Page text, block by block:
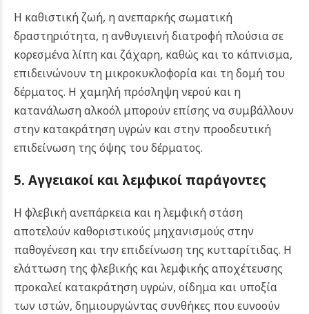
Η καθιστική ζωή, η ανεπαρκής σωματική
δραστηριότητα, η ανθυγιεινή διατροφή πλούσια σε
κορεσμένα λίπη και ζάχαρη, καθώς και το κάπνισμα,
επιδεινώνουν τη μικροκυκλοφορία και τη δομή του
δέρματος. Η χαμηλή πρόσληψη νερού και η
κατανάλωση αλκοόλ μπορούν επίσης να συμβάλλουν
στην κατακράτηση υγρών και στην προοδευτική
επιδείνωση της όψης του δέρματος.
5. Αγγειακοί και λεμφικοί παράγοντες
Η φλεβική ανεπάρκεια και η λεμφική στάση
αποτελούν καθοριστικούς μηχανισμούς στην
παθογένεση και την επιδείνωση της κυτταρίτιδας. Η
ελάττωση της φλεβικής και λεμφικής αποχέτευσης
προκαλεί κατακράτηση υγρών, οίδημα και υποξία
των ιστών, δημιουργώντας συνθήκες που ευνοούν